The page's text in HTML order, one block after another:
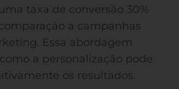
taxa de conversão 30%
a campanhas
Essa abordagem
a personalização pode
os resultados.